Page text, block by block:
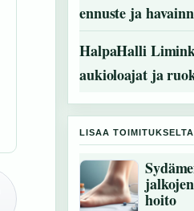
ennuste ja
HalpaHalli
aukioloajat ja
LISAA TOIMITUKSELTA
hoito